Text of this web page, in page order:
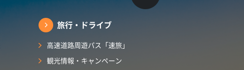
旅行・ドライブ
高速道路周遊パス「速旅」
観光情報・キャンペーン